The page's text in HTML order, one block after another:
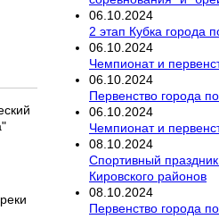
06 10 2024
2 этап Кубка города
06 10 2024
Чемпионат и
06 10 2024
Первенство города
06 10 2024
Чемпионат и
08 10 2024
Спортивный
Кировского районов
08 10 2024
Первенство города